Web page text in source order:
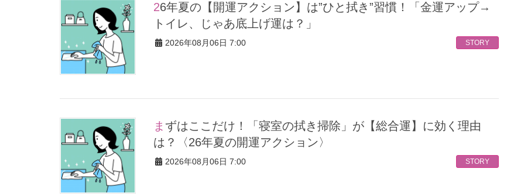
26年夏の【開運アクション】は”ひと拭き”習慣！「金運アップ→
トイレ、じゃあ底上げ運は？」
2026年08月06日 7:00 STORY
まずはここだけ！「寝室の拭き掃除」が【総合運】に効く理由
は？〈26年夏の開運アクション〉
2026年08月06日 7:00 STORY